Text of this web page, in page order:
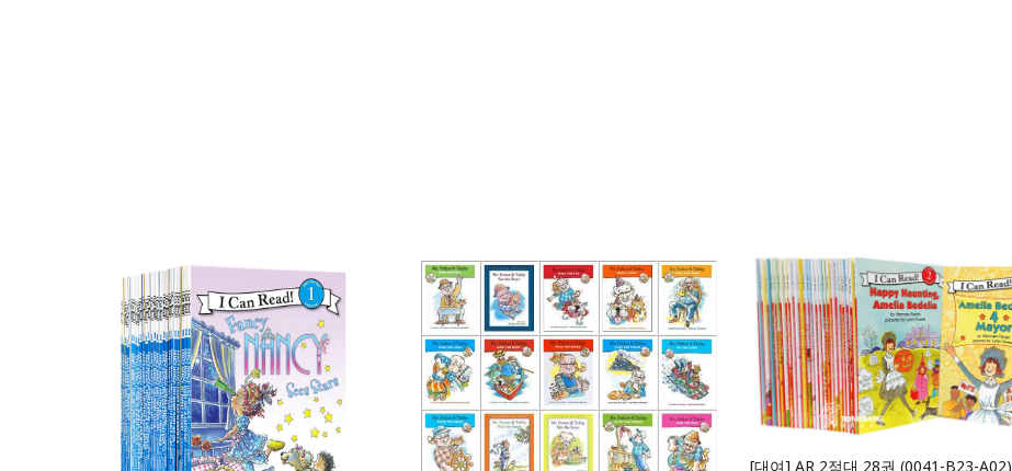
[대여] AR 2점대 28권 (0041-B23-A02)